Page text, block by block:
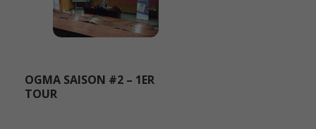
OGMA SAISON #2 – 1ER
TOUR